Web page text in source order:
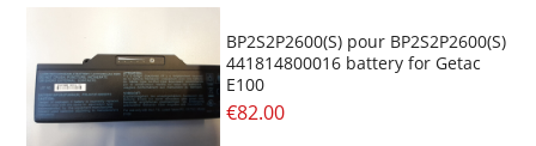
BP2S2P2600(S) pour BP2S2P2600(S)
441814800016 battery for Getac
E100
€82.00